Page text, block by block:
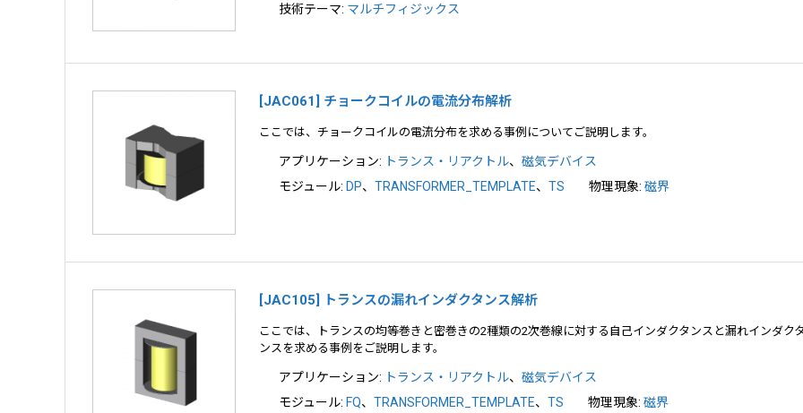
技術テーマ: マルチフィジックス
[JAC061] チョークコイルの電流分布解析
ここでは、チョークコイルの電流分布を求める事例についてご説明します。
アプリケーション: トランス・リアクトル、 磁気デバイス
モジュール: DP、 TRANSFORMER_TEMPLATE、 TS 物理現象:磁界
[JAC105] トランスの漏れインダクタンス解析
ここでは、トランスの均等巻きと密巻きの2種類の2次巻線に対する自己インダクタンスと漏れインダク
ンスを求める事例をご説明します。
アプリケーション: トランス・リアクトル、 磁気デバイス
モジュール: FQ、 TRANSFORMER_TEMPLATE、 TS 物理現象:磁界